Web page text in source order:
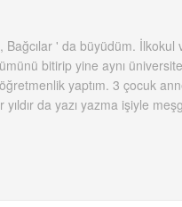
' da büyüdüm.
bitirip yine aynı
yaptım. 3 çocuk
yıldır da yazı yazma işiyle